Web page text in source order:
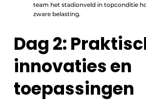
team het stadionveld in topconditie
zware belasting.
Dag 2:
innovaties en
toepassingen